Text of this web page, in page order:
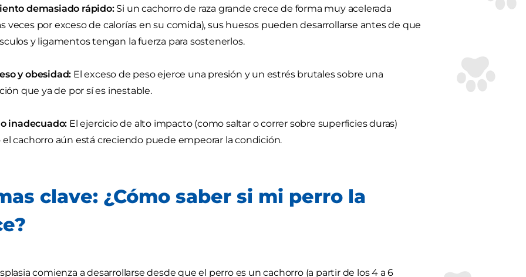
demasiado rápido:Si un cachorro de raza grande crece de forma muy acelerada
veces por exceso de calorías en su comida), sus huesos pueden desarrollarse antes de que
y ligamentos tengan la fuerza para sostenerlos.
y obesidad: El exceso de peso ejerce una presión y un estrés brutales sobre una
que ya de por sí es inestable.
inadecuado: El ejercicio de alto impacto (como saltar o correr sobre superficies duras)
cachorro aún está creciendo puede empeorar la condición.
clave: ¿Cómo saber si mi perro la
comienza a desarrollarse desde que el perro es un cachorro (a partir de los 4 a 6